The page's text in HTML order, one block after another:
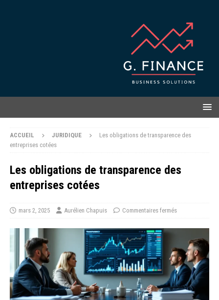
ACCUEIL JURIDIQUE
Les obligations de transparence des
entreprises cotées
Les obligations de transparence des
entreprises cotées
mars 2, 2025 Aurélien Chapuis Commentaires fermés